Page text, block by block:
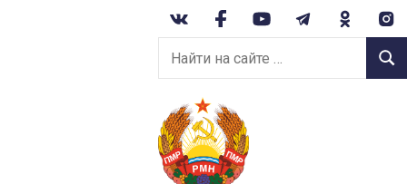
Найти
на
сайте: